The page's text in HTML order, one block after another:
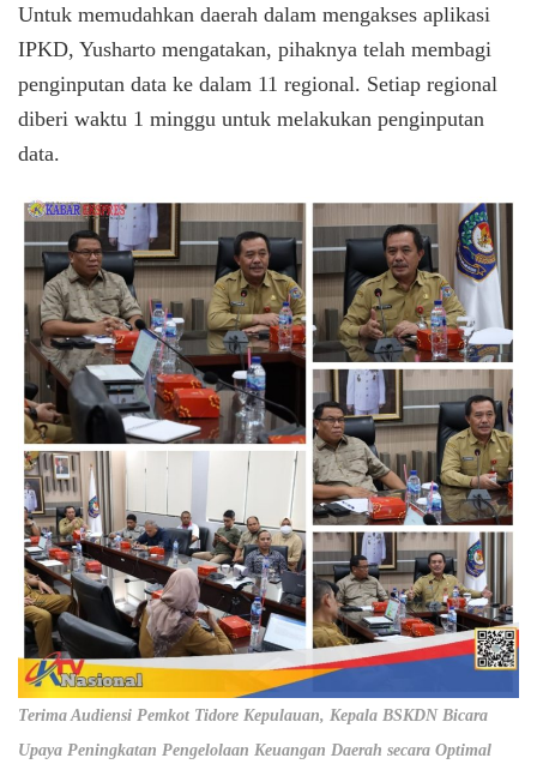
Untuk memudahkan daerah dalam mengakses aplikasi
IPKD, Yusharto mengatakan, pihaknya telah membagi
penginputan data ke dalam 11 regional. Setiap regional
diberi waktu 1 minggu untuk melakukan penginputan
data.
Terima Audiensi Pemkot Tidore Kepulauan, Kepala BSKDN Bicara
Upaya Peningkatan Pengelolaan Keuangan Daerah secara Optimal